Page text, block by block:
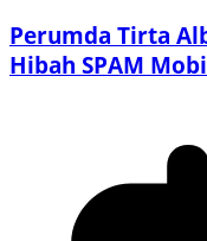
Perumda Tirta
Hibah SPAM